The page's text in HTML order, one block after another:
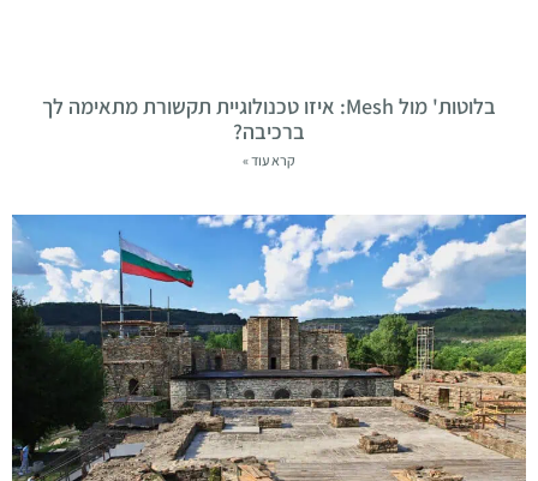
בלוטות' מול Mesh: איזו טכנולוגיית תקשורת מתאימה לך
ברכיבה?
קרא עוד »